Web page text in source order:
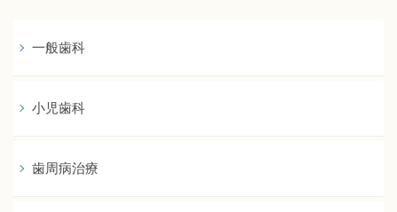
一般歯科
小児歯科
歯周病治療